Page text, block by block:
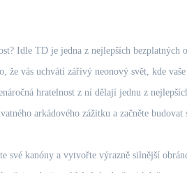
Idle TD je jedna z nejlepších
že vás uchvátí zářivý neonový svět, kde
hratelnost z ní dělají jednu z
arkádového zážitku a začněte budovat
své kanóny a vytvořte výrazně silnější